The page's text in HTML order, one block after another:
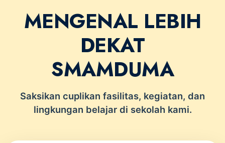
MENGENAL LEBIH
DEKAT
SMAMDUMA
Saksikan cuplikan fasilitas, kegiatan, dan
lingkungan belajar di sekolah kami.